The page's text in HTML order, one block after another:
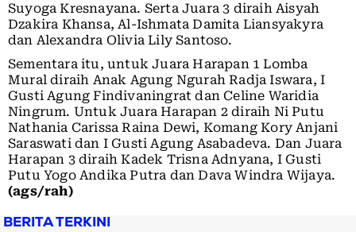
Suyoga Kresnayana. Serta Juara 3 diraih Aisyah
Dzakira Khansa, Al-Ishmata Damita Liansyakyra
dan Alexandra Olivia Lily Santoso.
Sementara itu, untuk Juara Harapan 1 Lomba
Mural diraih Anak Agung Ngurah Radja Iswara, I
Gusti Agung Findivaningrat dan Celine Waridia
Ningrum. Untuk Juara Harapan 2 diraih Ni Putu
Nathania Carissa Raina Dewi, Komang Kory Anjani
Saraswati dan I Gusti Agung Asabadeva. Dan Juara
Harapan 3 diraih Kadek Trisna Adnyana, I Gusti
Putu Yogo Andika Putra dan Dava Windra Wijaya.
(ags/rah)
BERITA TERKINI